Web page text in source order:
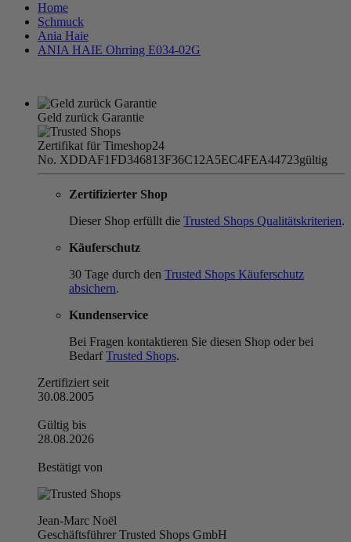
Home
Schmuck
Ania Haie
ANIA HAIE Ohrring E034-02G
Geld zurück Garantie
Zertifikat für Timeshop24
No. XDDAF1FD346813F36C12A5EC4FEA44723gültig
Zertifizierter Shop
Dieser Shop erfüllt die Trusted Shops Qualitätskriterien.
Käuferschutz
30 Tage durch den Trusted Shops Käuferschutz
absichern.
Kundenservice
Bei Fragen kontaktieren Sie diesen Shop oder bei
BedarfTrusted Shops.
Zertifiziert seit
30.08.2005
Gültig bis
28.08.2026
Bestätigt von
Jean-Marc Noël
Geschäftsführer Trusted Shops GmbH